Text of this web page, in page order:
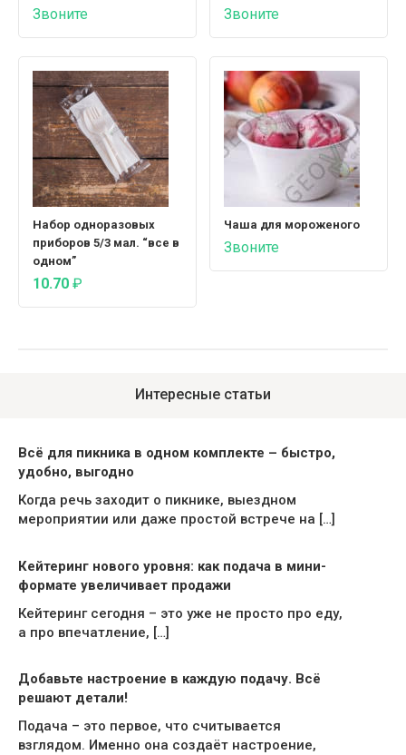
Звоните Звоните
Набор одноразовых
приборов 5/3 мал. “все в
одном”
10.70 ₽
Чаша для мороженого
Звоните
Интересные статьи
Всё для пикника в одном комплекте – быстро,
удобно, выгодно
Когда речь заходит о пикнике, выездном
мероприятии или даже простой встрече на […]
Кейтеринг нового уровня: как подача в мини-
формате увеличивает продажи
Кейтеринг сегодня – это уже не просто про еду,
а про впечатление, […]
Добавьте настроение в каждую подачу. Всё
решают детали!
Подача – это первое, что считывается
взглядом. Именно она создаёт настроение,